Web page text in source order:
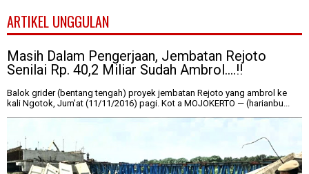
ARTIKEL UNGGULAN
Masih Dalam Pengerjaan, Jembatan Rejoto
Senilai Rp. 40,2 Miliar Sudah Ambrol....!!
Balok grider (bentang tengah) proyek jembatan Rejoto yang ambrol ke
kali Ngotok, Jum'at (11/11/2016) pagi. Kot a MOJOKERTO — (harianbu...